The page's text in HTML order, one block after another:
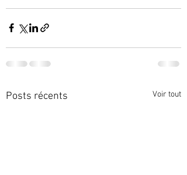
Posts récents Voir tout